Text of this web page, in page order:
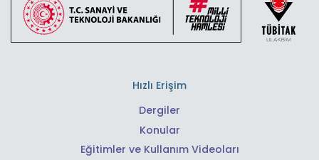
Hızlı Erişim
Dergiler
Konular
Eğitimler ve Kullanım Videoları